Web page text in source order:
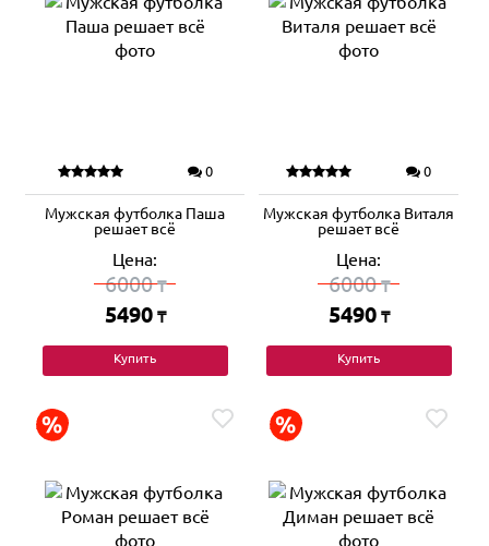
0
Мужская футболка Паша
решает всё
Цена:
6000₸
5490 ₸
Купить
0
Мужская футболка Виталя
решает всё
Цена:
6000₸
5490 ₸
Купить